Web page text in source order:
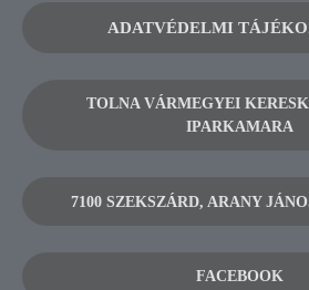
ADATVÉDELMI
TOLNA VÁRMEGYEI
IPARKAMARA
7100 SZEKSZÁRD, ARANY
FACEBOOK